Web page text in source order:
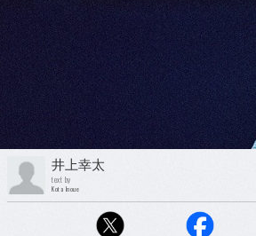
井上幸太
text by
Kota Inoue